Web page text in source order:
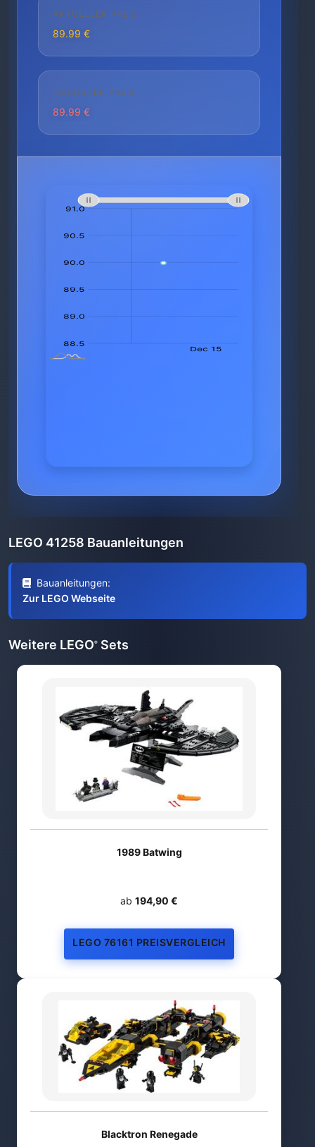
AKTUELLER PREIS
89.99 €
HÖCHSTER PREIS
89.99 €
LEGO 41258 Bauanleitungen
Bauanleitungen:
Zur LEGO Webseite
Weitere LEGO® Sets
1989 Batwing
ab 194,90 €
LEGO 76161 PREISVERGLEICH
Blacktron Renegade